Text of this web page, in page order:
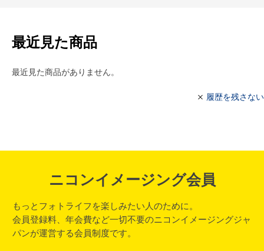
最近見た商品
最近見た商品がありません。
履歴を残さない
ニコンイメージング会員
もっとフォトライフを楽しみたい人のために。
会員登録料、年会費など一切不要のニコンイメージングジャ
パンが運営する会員制度です。